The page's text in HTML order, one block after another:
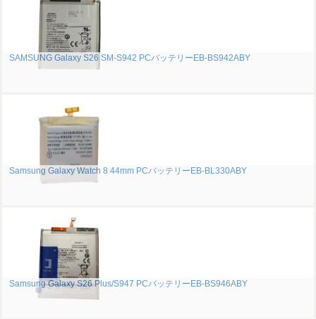
SAMSUNG Galaxy S26 SM-S942 PCバッテリーEB-BS942ABY
Samsung Galaxy Watch 8 44mm PCバッテリーEB-BL330ABY
Samsung Galaxy S26 Plus/S947 PCバッテリーEB-BS946ABY